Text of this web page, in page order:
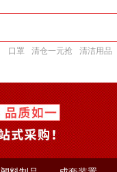
口罩 清仓一元抢 清洁用品